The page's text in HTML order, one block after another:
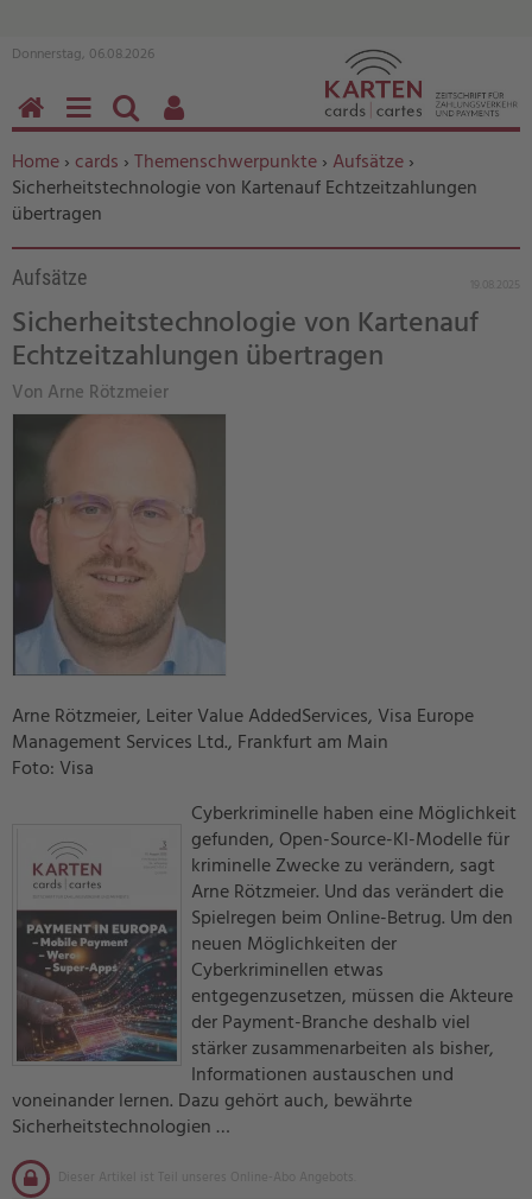
Donnerstag, 06.08.2026
Sie befinden sich hier:
Home› cards ›Themenschwerpunkte› Aufsätze›
Sicherheitstechnologie von Kartenauf Echtzeitzahlungen
übertragen
Aufsätze
Sicherheitstechnologie von Kartenauf
Echtzeitzahlungen übertragen
Von Arne Rötzmeier
Arne Rötzmeier, Leiter Value AddedServices, Visa Europe
Management Services Ltd., Frankfurt am Main
Foto: Visa
Cyberkriminelle haben eine Möglichkeit
gefunden, Open-Source-KI-Modelle für
kriminelle Zwecke zu verändern, sagt
Arne Rötzmeier. Und das verändert die
Spielregen beim Online-Betrug. Um den
neuen Möglichkeiten der
Cyberkriminellen etwas
entgegenzusetzen, müssen die Akteure
der Payment-Branche deshalb viel
stärker zusammenarbeiten als bisher,
Informationen austauschen und
voneinander lernen. Dazu gehört auch, bewährte
Sicherheitstechnologien …
Dieser Artikel ist Teil unseres Online-Abo Angebots.
HOMEMENÜSUCHEN
BENUTZERFUNKTIONEN